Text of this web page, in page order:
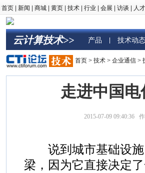
首页 新闻 商城 黄页 技术 行业 会展 访谈 人才
云计算技术>> 产品 技术动态
首页 > 技术 > 企业通信 >
走进中国
2015-07-09 09:40:36
说到城市基础设施
梁，因为它直接决定